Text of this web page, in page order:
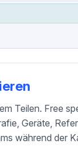
Teilen. Free
Geräte,
während der